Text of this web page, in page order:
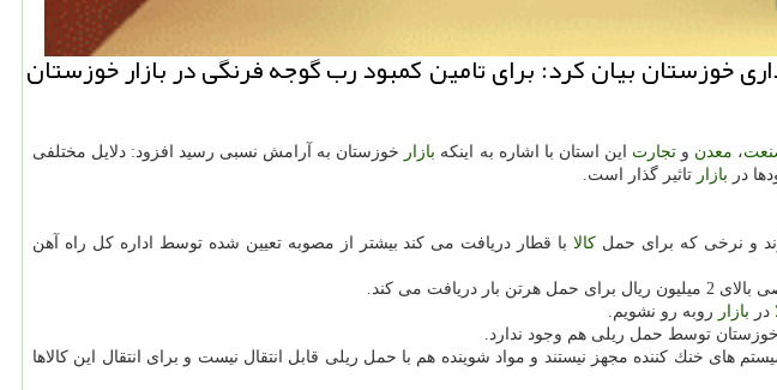
خوزستان بیان كرد: برای تامین كمبود رب گوجه فرنگی در بازار خوزستان
، معدن وتجارت این استان با اشاره به اینكه بازار خوزستان به آرامش نسبی رسید افزود: دلایل مختلفی
در بازار تاثیر گذار است.
و نرخی كه برای حمل كالابا قطار دریافت می كند بیشتر از مصوبه تعیین شده توسط اداره كل راه آهن
در بازار روبه رو نشویم.
توسط حمل ریلی هم وجود ندارد.
های خنك كننده مجهز نیستند و مواد شوینده هم با حمل ریلی قابل انتقال نیست و برای انتقال این كالاها